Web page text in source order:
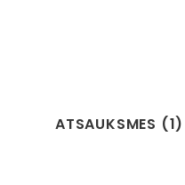
ATSAUKSMES (1)